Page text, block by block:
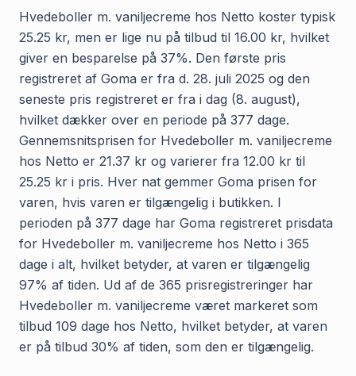
Hvedeboller m. vaniljecreme hos Netto koster typisk
25.25 kr, men er lige nu på tilbud til 16.00 kr, hvilket
giver en besparelse på 37%. Den første pris
registreret af Goma er fra d. 28. juli 2025 og den
seneste pris registreret er fra i dag (8. august),
hvilket dækker over en periode på 377 dage.
Gennemsnitsprisen for Hvedeboller m. vaniljecreme
hos Netto er 21.37 kr og varierer fra 12.00 kr til
25.25 kr i pris. Hver nat gemmer Goma prisen for
varen, hvis varen er tilgængelig i butikken. I
perioden på 377 dage har Goma registreret prisdata
for Hvedeboller m. vaniljecreme hos Netto i 365
dage i alt, hvilket betyder, at varen er tilgængelig
97% af tiden. Ud af de 365 prisregistreringer har
Hvedeboller m. vaniljecreme været markeret som
tilbud 109 dage hos Netto, hvilket betyder, at varen
er på tilbud 30% af tiden, som den er tilgængelig.